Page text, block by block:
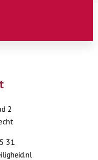
2
31